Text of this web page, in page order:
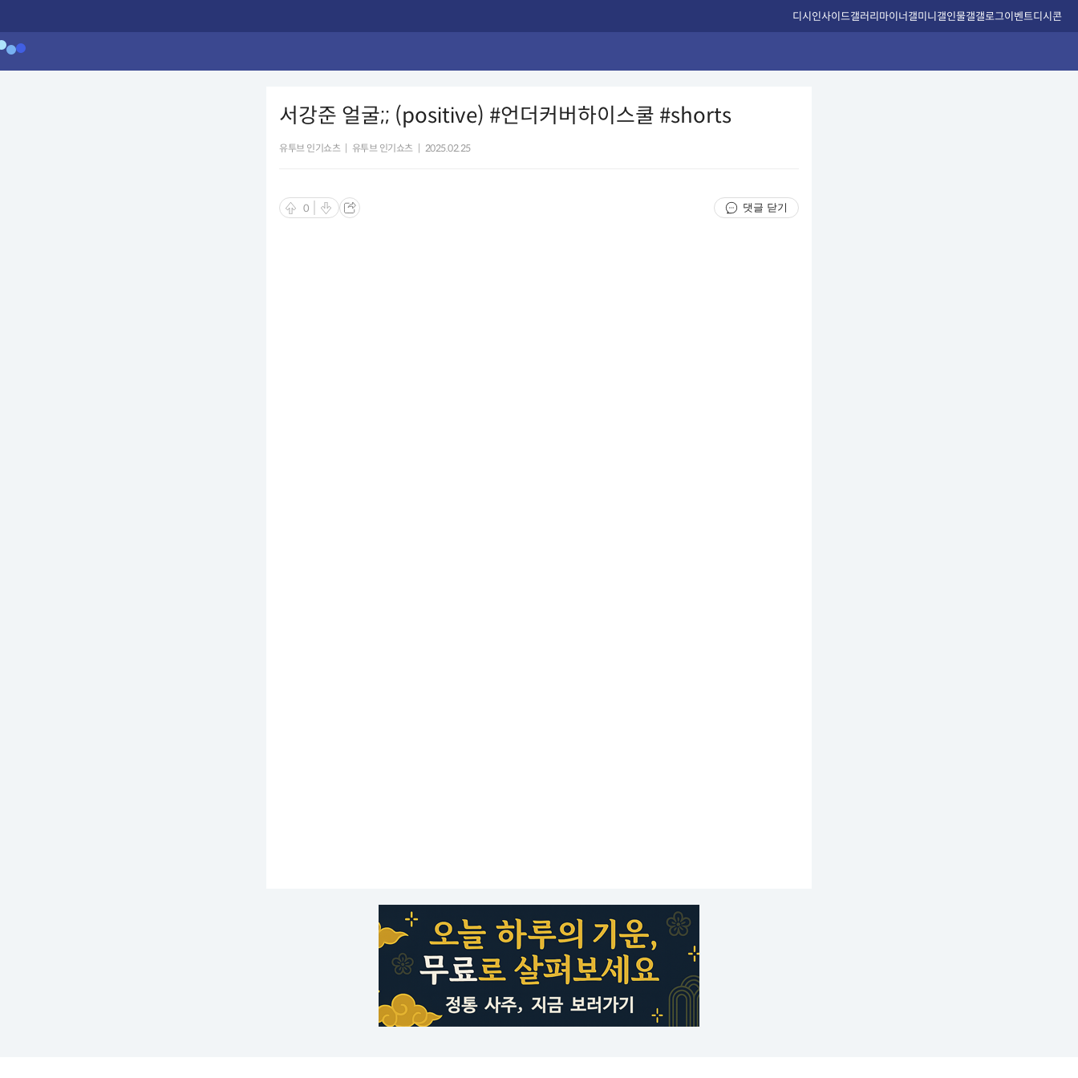
디시인사이드갤러리마이너갤미니갤인물갤갤로그이벤트디시콘
서강준 얼굴;; (positive) #언더커버하이스쿨 #shorts
유투브 인기쇼츠 유투브 인기쇼츠 2025.02.25
0 댓글 닫기